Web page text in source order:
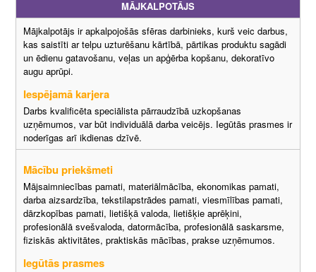
MĀJKALPOTĀJS
Mājkalpotājs ir apkalpojošās sfēras darbinieks, kurš veic darbus,
kas saistīti ar telpu uzturēšanu kārtībā, pārtikas produktu sagādi
un ēdienu gatavošanu, veļas un apģērba kopšanu, dekoratīvo
augu aprūpi.
Iespējamā karjera
Darbs kvalificēta speciālista pārraudzībā uzkopšanas
uzņēmumos, var būt individuālā darba veicējs. Iegūtās prasmes ir
noderīgas arī ikdienas dzīvē.
Mācību priekšmeti
Mājsaimniecības pamati, materiālmācība, ekonomikas pamati,
darba aizsardzība, tekstilapstrādes pamati, viesmīlības pamati,
dārzkopības pamati, lietišķā valoda, lietišķie aprēķini,
profesionālā svešvaloda, datormācība, profesionālā saskarsme,
fiziskās aktivitātes, praktiskās mācības, prakse uzņēmumos.
Iegūtās prasmes